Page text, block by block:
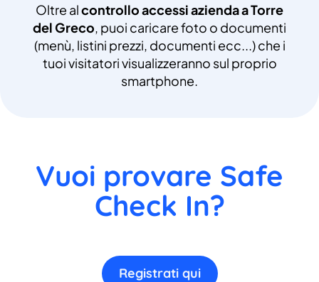
Oltre alcontrollo accessi azienda a Torre
del Greco, puoi caricare foto o documenti
(menù, listini prezzi, documenti ecc...) che i
tuoi visitatori visualizzeranno sul proprio
smartphone.
Vuoi provare Safe
Check In?
Registrati qui